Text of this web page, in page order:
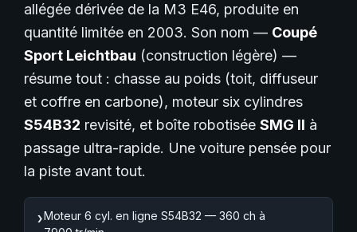
allégée dérivée de la M3 E46, produite en
quantité limitée en 2003. Son nom — Coupé
Sport Leichtbau (construction légère) —
résume tout : chasse au poids (toit, diffuseur
et coffre en carbone), moteur six cylindres
S54B32 revisité, et boîte robotisée SMG II à
passage ultra-rapide. Une voiture pensée pour
la piste avant tout.
›Moteur 6 cyl. en ligne S54B32 — 360 ch à